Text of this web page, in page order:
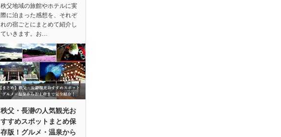
秩父地域の旅館やホテルに実
際に泊まった感想を、それぞ
れの宿ごとにまとめて紹介し
ていきます。お…
秩父・長瀞の人気観光お
すすめスポットまとめ保
存版！グルメ・温泉から